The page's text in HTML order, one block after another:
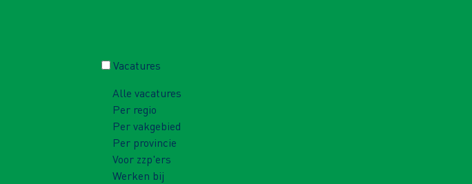
Vacatures
Alle vacatures
Per regio
Per vakgebied
Per provincie
Voor zzp'ers
Werken bij